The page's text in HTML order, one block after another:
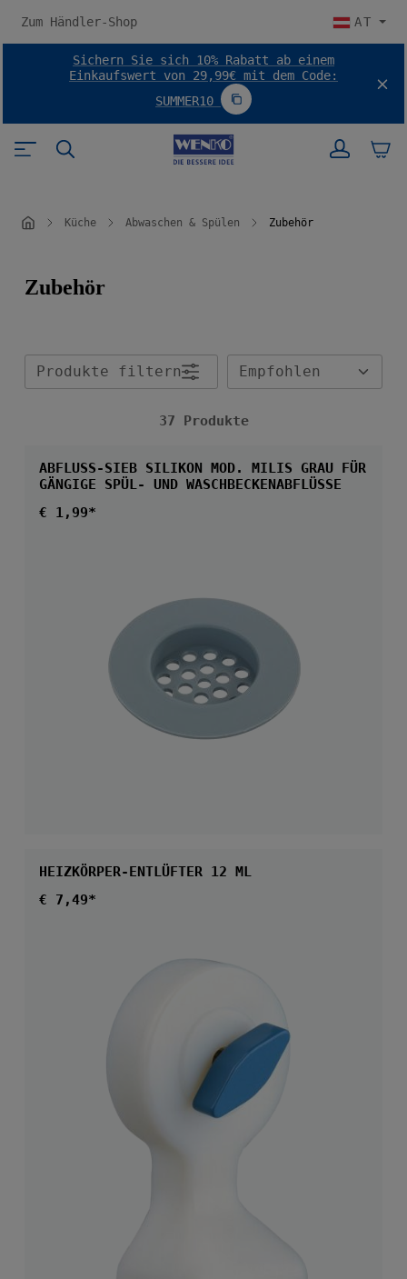
springen
Zum Händler-Shop AT
Sichern Sie sich 10% Rabatt ab einem
Einkaufswert von 29,99€ mit dem Code:
SUMMER10
Code SUMMER10 kopieren
Küche Abwaschen & Spülen Zubehör
Zubehör
Produkte filtern
37 Produkte
ABFLUSS-SIEB SILIKON MOD. MILIS GRAU FÜR
GÄNGIGE SPÜL- UND WASCHBECKENABFLÜSSE
Regulärer Preis:
€ 1,99*
HEIZKÖRPER-ENTLÜFTER 12 ML
Regulärer Preis:
€ 7,49*